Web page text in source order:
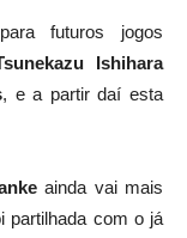
futuros jogos
Ishihara
, e a partir daí esta
ainda vai mais
partilhada com o já